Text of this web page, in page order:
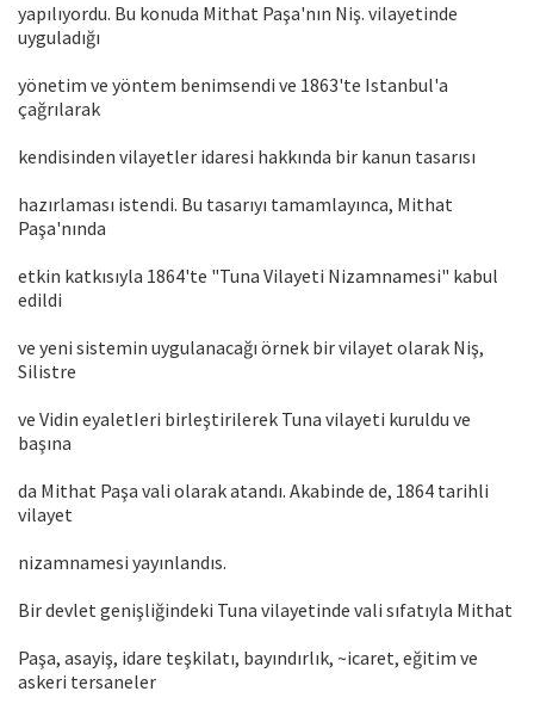
yapılıyordu. Bu konuda Mithat Paşa'nın Niş. vilayetinde
uyguladığı
yönetim ve yöntem benimsendi ve 1863'te Istanbul'a
çağrılarak
kendisinden vilayetler idaresi hakkında bir kanun tasarısı
hazırlaması istendi. Bu tasarıyı tamamlayınca, Mithat
Paşa'nında
etkin katkısıyla 1864'te "Tuna Vilayeti Nizamnamesi" kabul
edildi
ve yeni sistemin uygulanacağı örnek bir vilayet olarak Niş,
Silistre
ve Vidin eyaletIeri birleştirilerek Tuna vilayeti kuruldu ve
başına
da Mithat Paşa vali olarak atandı. Akabinde de, 1864 tarihli
vilayet
nizamnamesi yayınlandıs.
Bir devlet genişliğindeki Tuna vilayetinde vali sıfatıyla Mithat
Paşa, asayiş, idare teşkilatı, bayındırlık, ~icaret, eğitim ve
askeri tersaneler